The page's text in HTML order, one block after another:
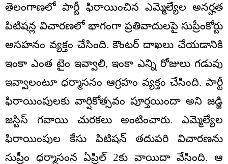
తెలంగాణలో పార్టీ ఫిరాయించిన ఎమ్మెల్యేల అనర్హత
పిటిషన్ల విచారణలో భాగంగా ప్రతివాదులపై సుప్రీంకోర్టు
అసహనం వ్యక్తం చేసింది. కౌంటర్ దాఖలు చేయడానికి
ఇంకా ఎంత టైం ఇవ్వాలి, ఇంకా ఎన్ని రోజులు గడువు
ఇవ్వాలంటూ ధర్మాసనం ఆగ్రహం వ్యక్తం చేసింది. పార్టీ
ఫిరాయింపులకు వార్షికోత్సవం పూర్తయిందా అని జడ్జి
జస్టిస్ గవాయి చురకలు అంటించారు. ఎమ్మెల్యేల
ఫిరాయింపుల కేసు పిటిషన్ తదుపరి విచారణను
సుప్రీం ధర్మాసంన ఏప్రిల్ 2కు వాయిదా వేసింది. ఆ